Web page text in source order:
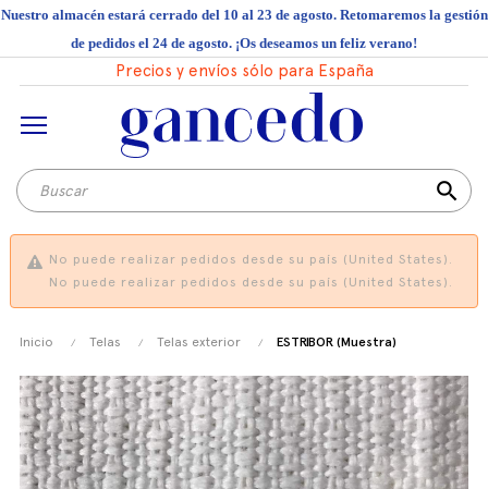
Nuestro almacén estará cerrado del 10 al 23 de agosto. Retomaremos la gestión
de pedidos el 24 de agosto. ¡Os deseamos un feliz verano!
Precios y envíos sólo para España
search
No puede realizar pedidos desde su país (United States).
No puede realizar pedidos desde su país (United States).
Inicio Telas Telas exterior ESTRIBOR (Muestra)